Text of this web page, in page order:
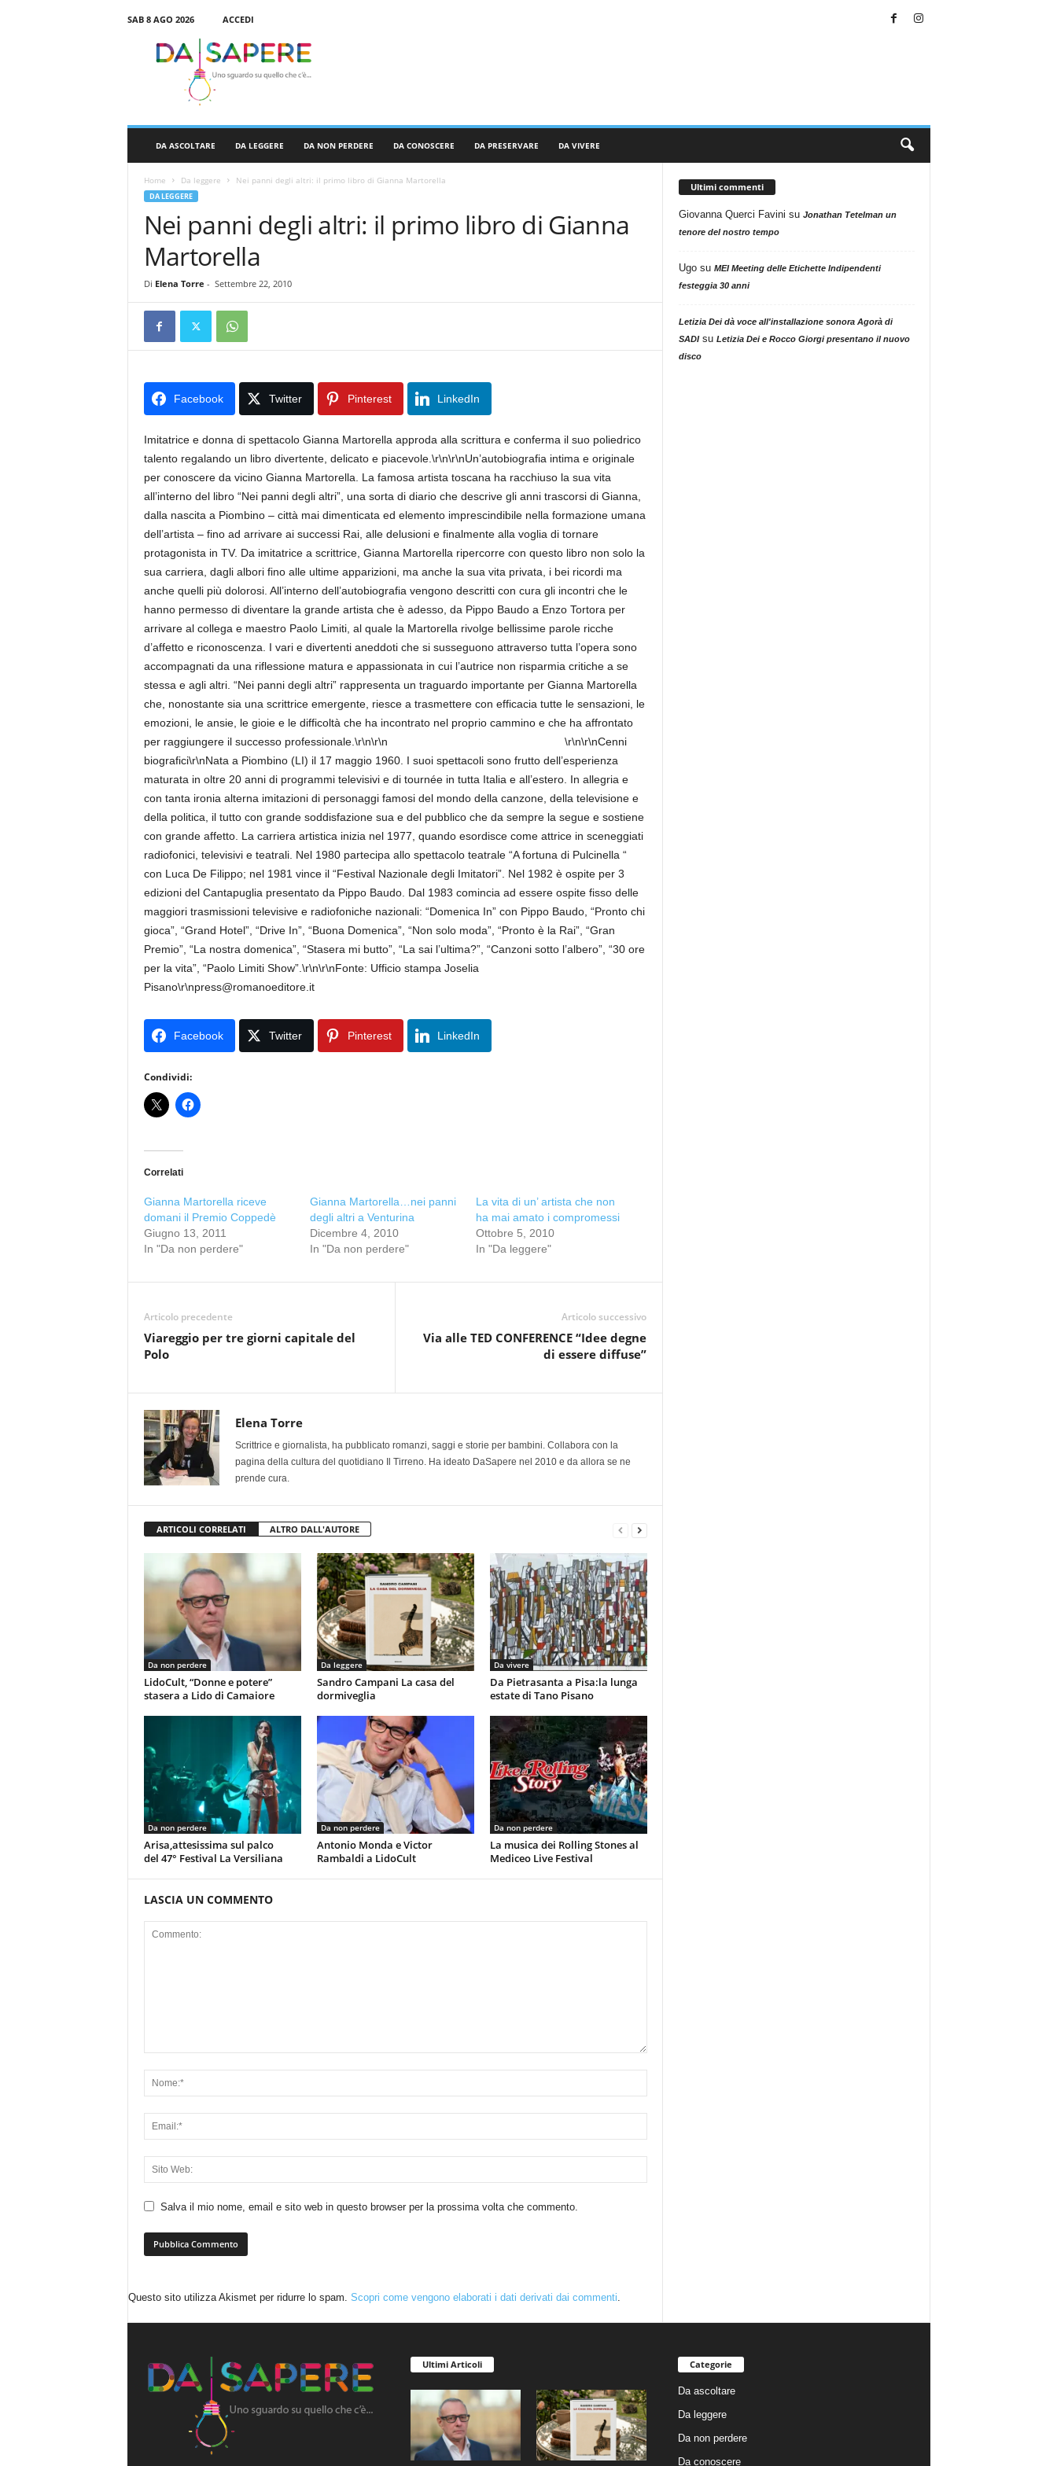
SAB 8 AGO 2026
ACCEDI
DA ASCOLTARE DA LEGGERE DA NON PERDERE DA CONOSCERE DA PRESERVARE DA VIVERE
Home Da leggere Nei panni degli altri: il primo libro di Gianna Martorella
DA LEGGERE
Nei panni degli altri: il primo libro di Gianna
Martorella
Di Elena Torre - Settembre 22, 2010
Facebook Twitter Pinterest LinkedIn
Imitatrice e donna di spettacolo Gianna Martorella approda alla scrittura e conferma il suo poliedrico
talento regalando un libro divertente, delicato e piacevole.\r\n\r\nUn’autobiografia intima e originale
per conoscere da vicino Gianna Martorella. La famosa artista toscana ha racchiuso la sua vita
all’interno del libro “Nei panni degli altri”, una sorta di diario che descrive gli anni trascorsi di Gianna,
dalla nascita a Piombino – città mai dimenticata ed elemento imprescindibile nella formazione umana
dell’artista – fino ad arrivare ai successi Rai, alle delusioni e finalmente alla voglia di tornare
protagonista in TV. Da imitatrice a scrittrice, Gianna Martorella ripercorre con questo libro non solo la
sua carriera, dagli albori fino alle ultime apparizioni, ma anche la sua vita privata, i bei ricordi ma
anche quelli più dolorosi. All’interno dell’autobiografia vengono descritti con cura gli incontri che le
hanno permesso di diventare la grande artista che è adesso, da Pippo Baudo a Enzo Tortora per
arrivare al collega e maestro Paolo Limiti, al quale la Martorella rivolge bellissime parole ricche
d’affetto e riconoscenza. I vari e divertenti aneddoti che si susseguono attraverso tutta l’opera sono
accompagnati da una riflessione matura e appassionata in cui l’autrice non risparmia critiche a se
stessa e agli altri. “Nei panni degli altri” rappresenta un traguardo importante per Gianna Martorella
che, nonostante sia una scrittrice emergente, riesce a trasmettere con efficacia tutte le sensazioni, le
emozioni, le ansie, le gioie e le difficoltà che ha incontrato nel proprio cammino e che ha affrontato
per raggiungere il successo professionale.\r\n\r\n
\r\n\r\nCenni
biografici\r\nNata a Piombino (LI) il 17 maggio 1960. I suoi spettacoli sono frutto dell’esperienza
maturata in oltre 20 anni di programmi televisivi e di tournée in tutta Italia e all’estero. In allegria e
con tanta ironia alterna imitazioni di personaggi famosi del mondo della canzone, della televisione e
della politica, il tutto con grande soddisfazione sua e del pubblico che da sempre la segue e sostiene
con grande affetto. La carriera artistica inizia nel 1977, quando esordisce come attrice in sceneggiati
radiofonici, televisivi e teatrali. Nel 1980 partecipa allo spettacolo teatrale “A fortuna di Pulcinella “
con Luca De Filippo; nel 1981 vince il “Festival Nazionale degli Imitatori”. Nel 1982 è ospite per 3
edizioni del Cantapuglia presentato da Pippo Baudo. Dal 1983 comincia ad essere ospite fisso delle
maggiori trasmissioni televisive e radiofoniche nazionali: “Domenica In” con Pippo Baudo, “Pronto chi
gioca”, “Grand Hotel”, “Drive In”, “Buona Domenica”, “Non solo moda”, “Pronto è la Rai”, “Gran
Premio”, “La nostra domenica”, “Stasera mi butto”, “La sai l’ultima?”, “Canzoni sotto l’albero”, “30 ore
per la vita”, “Paolo Limiti Show”.\r\n\r\nFonte: Ufficio stampa Joselia
Pisano\r\npress@romanoeditore.it
Facebook Twitter Pinterest LinkedIn
Condividi:
Correlati
Gianna Martorella riceve
domani il Premio Coppedè
Giugno 13, 2011
In "Da non perdere"
Gianna Martorella…nei panni
degli altri a Venturina
Dicembre 4, 2010
In "Da non perdere"
La vita di un’ artista che non
ha mai amato i compromessi
Ottobre 5, 2010
In "Da leggere"
Articolo precedente
Viareggio per tre giorni capitale del
Polo
Articolo successivo
Via alle TED CONFERENCE “Idee degne
di essere diffuse”
Elena Torre
Scrittrice e giornalista, ha pubblicato romanzi, saggi e storie per bambini. Collabora con la
pagina della cultura del quotidiano Il Tirreno. Ha ideato DaSapere nel 2010 e da allora se ne
prende cura.
ARTICOLI CORRELATI ALTRO DALL'AUTORE
Da non perdere
LidoCult, “Donne e potere”
stasera a Lido di Camaiore
Da leggere
Sandro Campani La casa del
dormiveglia
Da vivere
Da Pietrasanta a Pisa:la lunga
estate di Tano Pisano
Da non perdere
Arisa,attesissima sul palco
del 47° Festival La Versiliana
Da non perdere
Antonio Monda e Victor
Rambaldi a LidoCult
Da non perdere
La musica dei Rolling Stones al
Mediceo Live Festival
LASCIA UN COMMENTO
Salva il mio nome, email e sito web in questo browser per la prossima volta che commento.
Questo sito utilizza Akismet per ridurre lo spam. Scopri come vengono elaborati i dati derivati dai commenti.
Ultimi commenti
Giovanna Querci Favini su Jonathan Tetelman un
tenore del nostro tempo
Ugosu MEI Meeting delle Etichette Indipendenti
festeggia 30 anni
Letizia Dei dà voce all'installazione sonora Agorà di
SADIsu Letizia Dei e Rocco Giorgi presentano il nuovo
disco
Ultimi Articoli Categorie
Da ascoltare
Da leggere
Da non perdere
Da conoscere